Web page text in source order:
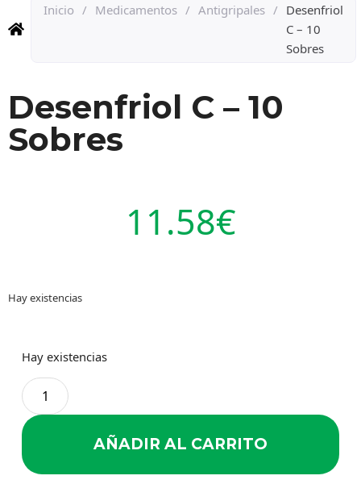
Inicio / Medicamentos / Antigripales / Desenfriol
C – 10
Sobres
Desenfriol C – 10
Sobres
11.58€
Hay existencias
Hay existencias
AÑADIR AL CARRITO